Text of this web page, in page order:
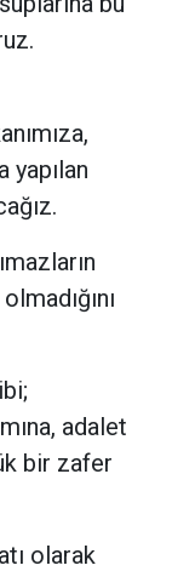
yapılan
adalet
bir zafer
olarak